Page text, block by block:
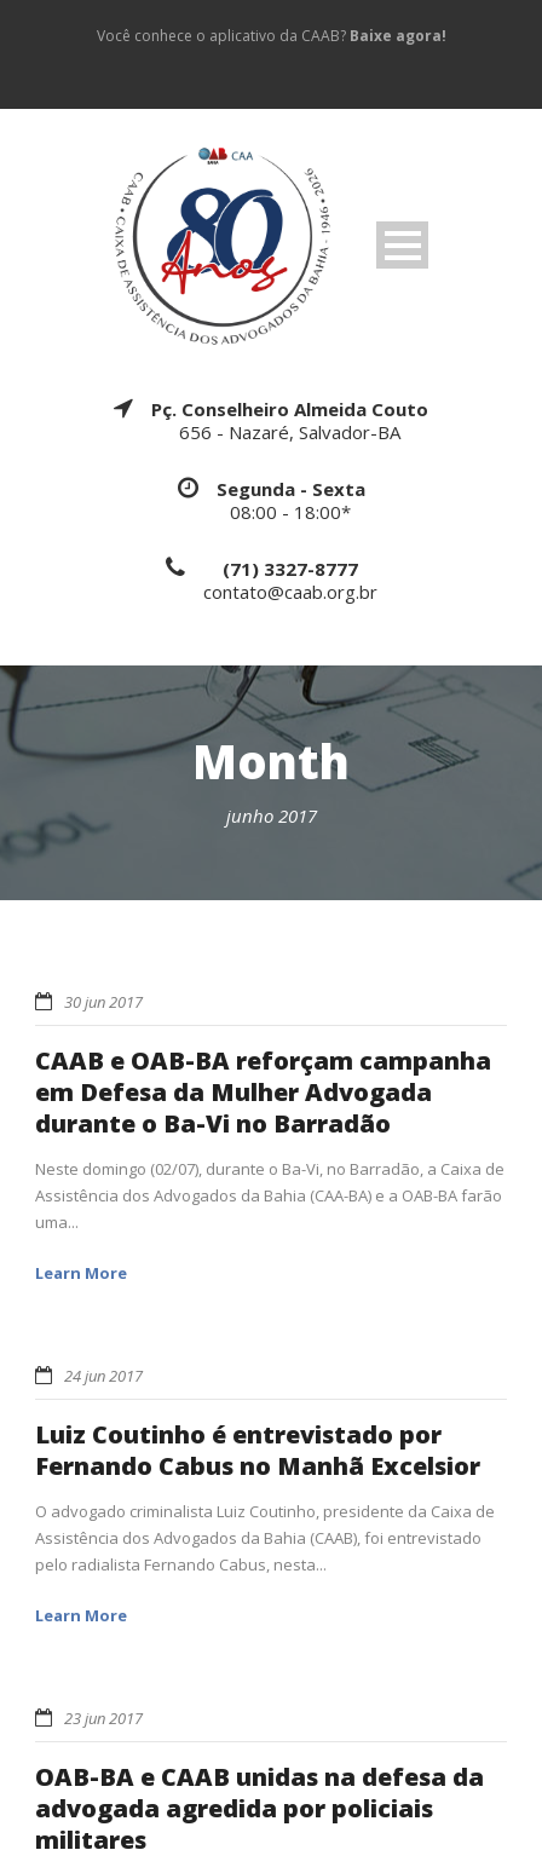
Você conhece o aplicativo da CAAB? Baixe agora!
Pç. Conselheiro Almeida Couto
656 - Nazaré, Salvador-BA
Segunda - Sexta
08:00 - 18:00*
(71) 3327-8777
contato@caab.org.br
Month
junho 2017
30 jun 2017
CAAB e OAB-BA reforçam campanha
em Defesa da Mulher Advogada
durante o Ba-Vi no Barradão
Neste domingo (02/07), durante o Ba-Vi, no Barradão, a Caixa de
Assistência dos Advogados da Bahia (CAA-BA) e a OAB-BA farão
uma...
Learn More
24 jun 2017
Luiz Coutinho é entrevistado por
Fernando Cabus no Manhã Excelsior
O advogado criminalista Luiz Coutinho, presidente da Caixa de
Assistência dos Advogados da Bahia (CAAB), foi entrevistado
pelo radialista Fernando Cabus, nesta...
Learn More
23 jun 2017
OAB-BA e CAAB unidas na defesa da
advogada agredida por policiais
militares